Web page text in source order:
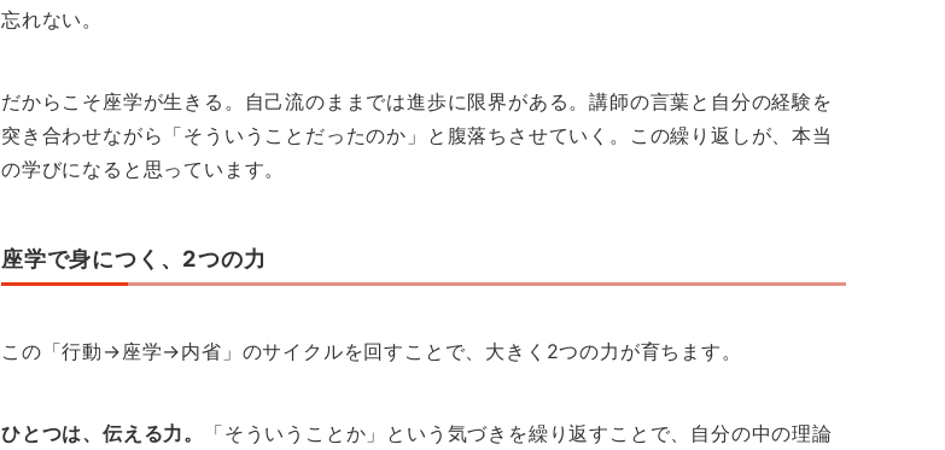
忘れない。
だからこそ座学が生きる。自己流のままでは進歩に限界がある。講師の言葉と自分の経験を
突き合わせながら「そういうことだったのか」と腹落ちさせていく。この繰り返しが、本当
の学びになると思っています。
座学で身につく、2つの力
この「行動→座学→内省」のサイクルを回すことで、大きく2つの力が育ちます。
ひとつは、伝える力。
「そういうことか」という気づきを繰り返すことで、自分の中の理論